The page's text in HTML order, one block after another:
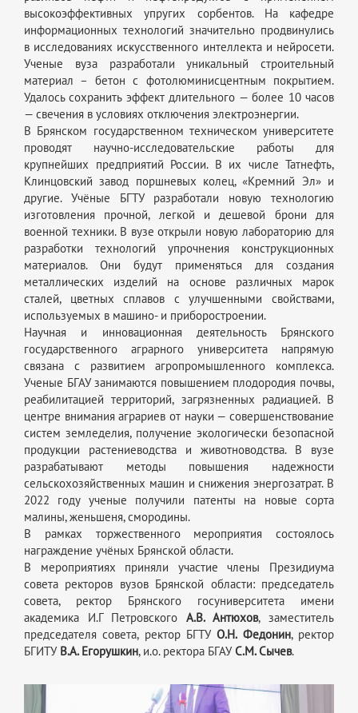
высокоэффективных упругих сорбентов. На кафедре
информационных технологий значительно продвинулись
в исследованиях искусственного интеллекта и нейросети.
Ученые вуза разработали уникальный строительный
материал – бетон с фотолюминисцентным покрытием.
Удалось сохранить эффект длительного — более 10 часов
— свечения в условиях отключения электроэнергии.
В Брянском государственном техническом университете
проводят научно-исследовательские работы для
крупнейших предприятий России. В их числе Татнефть,
Клинцовский завод поршневых колец, «Кремний Эл» и
другие. Учёные БГТУ разработали новую технологию
изготовления прочной, легкой и дешевой брони для
военной техники. В вузе открыли новую лабораторию для
разработки технологий упрочнения конструкционных
материалов. Они будут применяться для создания
металлических изделий на основе различных марок
сталей, цветных сплавов с улучшенными свойствами,
используемых в машино- и приборостроении.
Научная и инновационная деятельность Брянского
государственного аграрного университета напрямую
связана с развитием агропромышленного комплекса.
Ученые БГАУ занимаются повышением плодородия почвы,
реабилитацией территорий, загрязненных радиацией. В
центре внимания аграриев от науки — совершенствование
систем земледелия, получение экологически безопасной
продукции растениеводства и животноводства. В вузе
разрабатывают методы повышения надежности
сельскохозяйственных машин и снижения энергозатрат. В
2022 году ученые получили патенты на новые сорта
малины, женьшеня, смородины.
В рамках торжественного мероприятия состоялось
награждение учёных Брянской области.
В мероприятиях приняли участие члены Президиума
совета ректоров вузов Брянской области: председатель
совета, ректор Брянского госуниверситета имени
академика И.Г Петровского А.В. Антюхов, заместитель
председателя совета, ректор БГТУО.Н. Федонин, ректор
БГИТУ В.А. Егорушкин, и.о. ректора БГАУ С.М. Сычев.